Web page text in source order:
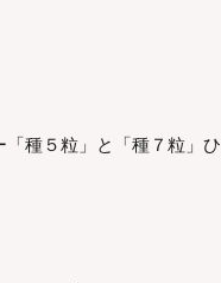
「種５粒」と「種７粒」ひ